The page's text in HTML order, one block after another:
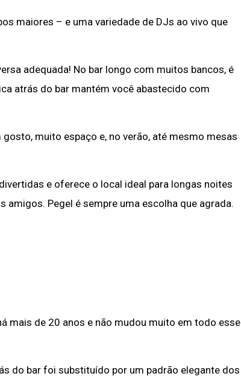
maiores – e uma variedade de DJs ao vivo que
adequada! No bar longo com muitos bancos, é
atrás do bar mantém você abastecido com
muito espaço e, no verão, até mesmo mesas
e oferece o local ideal para longas noites
Pegel é sempre uma escolha que agrada.
mais de 20 anos e não mudou muito em todo esse
do bar foi substituído por um padrão elegante dos